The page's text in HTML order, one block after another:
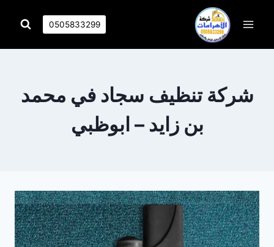
0505833299
شركة تنظيف سجاد في محمد
بن زايد – ابوظبي